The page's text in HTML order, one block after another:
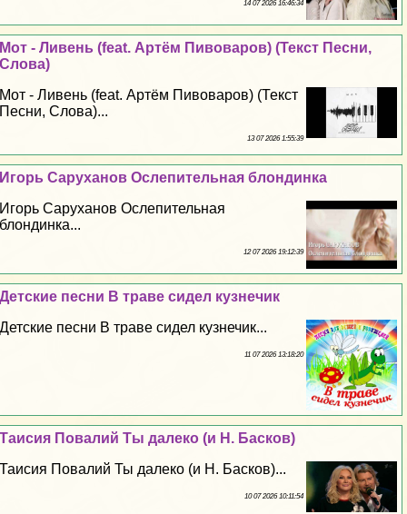
14 07 2026 16:46:34
Мот - Ливень (feat. Артём Пивоваров) (Текст Песни,
Слова)
Мот - Ливень (feat. Артём Пивоваров) (Текст
Песни, Слова)...
13 07 2026 1:55:39
Игорь Саруханов Ослепительная блондинка
Игорь Саруханов Ослепительная
блондинка...
12 07 2026 19:12:39
Детские песни В траве сидел кузнечик
Детские песни В траве сидел кузнечик...
11 07 2026 13:18:20
Таисия Повалий Ты далеко (и Н. Басков)
Таисия Повалий Ты далеко (и Н. Басков)...
10 07 2026 10:11:54